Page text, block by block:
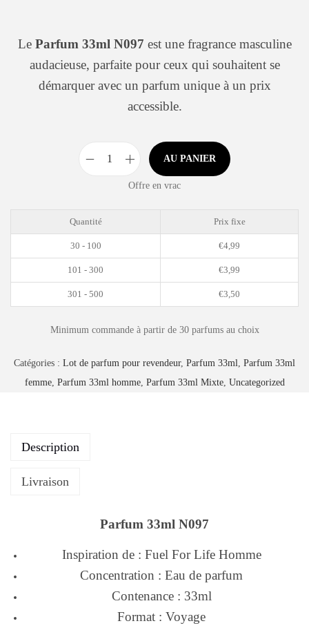
Le Parfum 33ml N097 est une fragrance masculine
audacieuse, parfaite pour ceux qui souhaitent se
démarquer avec un parfum unique à un prix
accessible.
AU PANIER
Offre en vrac
Quantité Prix fixe
30 - 100 €4,99
101 - 300 €3,99
301 - 500 €3,50
Minimum commande à partir de 30 parfums au choix
Catégories : Lot de parfum pour revendeur, Parfum 33ml, Parfum 33ml
femme, Parfum 33ml homme, Parfum 33ml Mixte, Uncategorized
Description
Livraison
Parfum 33ml N097
Inspiration de : Fuel For Life Homme
Concentration : Eau de parfum
Contenance : 33ml
Format : Voyage